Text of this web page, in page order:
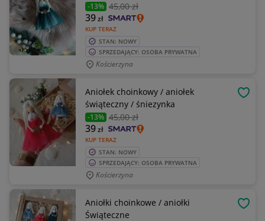
-13% 45,00 zł
KUP TERAZ
39zł
STAN: NOWY
SPRZEDAJĄCY: OSOBA PRYWATNA
Kościerzyna
Aniołek choinkowy / aniołek
świąteczny / śniezynka
-13% 45,00 zł
KUP TERAZ
39zł
STAN: NOWY
SPRZEDAJĄCY: OSOBA PRYWATNA
Kościerzyna
Aniołki choinkowe / aniołki
Świąteczne